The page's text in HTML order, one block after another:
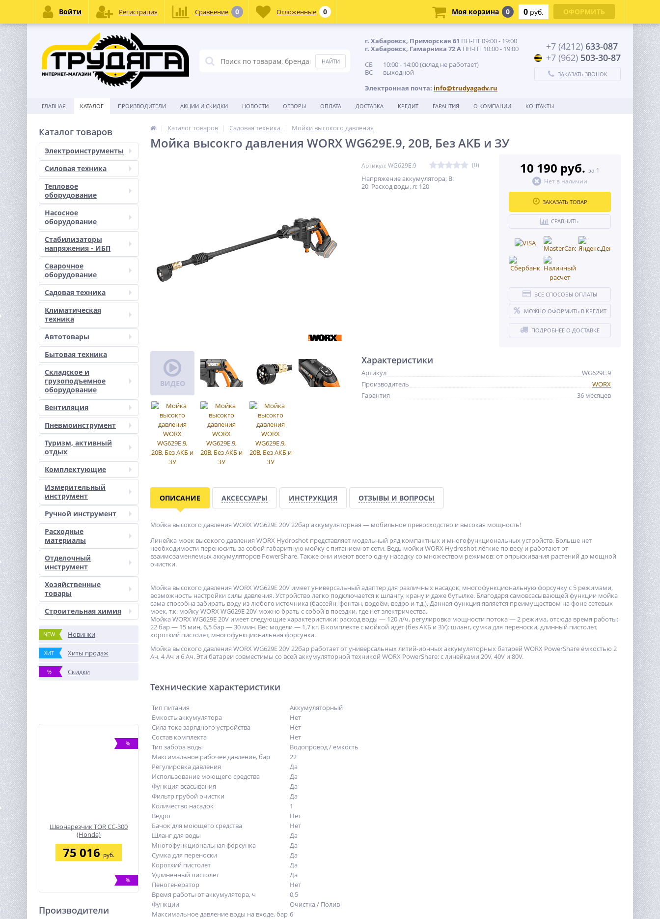
г. Хабаровск, Приморская 61 ПН-ПТ 09:00 - 19:00
г. Хабаровск, Гамарника 72 А ПН-ПТ 10:00 - 19:00
СБ 10:00 - 14:00 (склад не работает)
ВС выходной
Электронная почта: info@trudyagadv.ru
+7 (4212) 633-087
+7 (962) 503-30-87
ЗАКАЗАТЬ ЗВОНОК
ГЛАВНАЯ КАТАЛОГ ПРОИЗВОДИТЕЛИ АКЦИИ И СКИДКИ НОВОСТИ ОБЗОРЫ ОПЛАТА ДОСТАВКА КРЕДИТ ГАРАНТИЯ О КОМПАНИИ КОНТАКТЫ
Каталог товаров
Электроинструменты
Силовая техника
Тепловое
оборудование
Насосное
оборудование
Стабилизаторы
напряжения - ИБП
Сварочное
оборудование
Садовая техника
Климатическая
техника
Автотовары
Бытовая техника
Складское и
грузоподъемное
оборудование
Вентиляция
Пневмоинструмент
Туризм, активный
отдых
Комплектующие
Измерительный
инструмент
Ручной инструмент
Расходные
материалы
Отделочный
инструмент
Хозяйственные
товары
Строительная химия
NEW Новинки
ХИТ Хиты продаж
% Скидки
%
Швонарезчик TOR CC-300
(Honda)
75 016 руб.
%
Производители
Каталог товаров Садовая техника Мойки высокого давления
Мойка высокго давления WORX WG629E.9, 20В, Без АКБ и ЗУ
ВИДЕО
Артикул: WG629E.9 (0)
Напряжение аккумулятора, В:
20 Расход воды, л: 120
10 190 руб. за 1
Нет в наличии
ЗАКАЗАТЬ ТОВАР
СРАВНИТЬ
ВСЕ СПОСОБЫ ОПЛАТЫ
МОЖНО ОФОРМИТЬ В КРЕДИТ
ПОДРОБНЕЕ О ДОСТАВКЕ
Характеристики
Артикул
WG629E.9
Производитель
WORX
Гарантия
36 месяцев
ОПИСАНИЕ АКСЕССУАРЫ ИНСТРУКЦИЯ ОТЗЫВЫ И ВОПРОСЫ
Мойка высокого давления WORX WG629E 20V 22бар аккумуляторная — мобильное превосходство и высокая мощность!
Линейка моек высокого давления WORX Hydroshot представляет модельный ряд компактных и многофункциональных устройств. Больше нет
необходимости переносить за собой габаритную мойку с питанием от сети. Ведь мойки WORX Hydroshot лёгкие по весу и работают от
взаимозаменяемых аккумуляторов PowerShare. Также они имеют всего одну насадку со множеством режимов: от опрыскивания растений до мощной
очистки.
Мойка высокого давления WORX WG629E 20V имеет универсальный адаптер для различных насадок, многофункциональную форсунку с 5 режимами,
возможность настройки силы давления. Устройство легко подключается к шлангу, крану и даже бутылке. Благодаря самовсасывающей функции мойка
сама способна забирать воду из любого источника (бассейн, фонтан, водоём, ведро и т.д.). Данная функция является преимуществом на фоне сетевых
моек, т.к. мойку WORX WG629E 20V можно брать с собой в поездки, где нет электричества.
Мойка WORX WG629E 20V имеет следующие характеристики: расход воды — 120 л/ч, регулировка мощности потока — 2 режима, отсюда время работы:
22 бар — 15 мин, 6,5 бар — 30 мин. Вес модели — 1,7 кг. В комплекте с мойкой идёт (без АКБ и ЗУ): шланг, сумка для переноски, длинный пистолет,
короткий пистолет, многофункциональная форсунка.
Мойка высокого давления WORX WG629E 20V 22бар работает от универсальных литий-ионных аккумуляторных батарей WORX PowerShare ёмкостью 2
Ач, 4 Ач и 6 Ач. Эти батареи совместимы со всей аккумуляторной техникой WORX PowerShare: с линейками 20V, 40V и 80V.
Технические характеристики
Тип питания
Аккумуляторный
Емкость аккумулятора
Нет
Сила тока зарядного устройства
Нет
Состав комплекта
Нет
Тип забора воды
Водопровод / емкость
Максимальное рабочее давление, бар
22
Регулировка давления
Да
Использование моющего средства
Да
Функция всасывания
Да
Фильтр грубой очистки
Да
Количество насадок
1
Ведро
Нет
Бачок для моющего средства
Нет
Шланг для воды
Да
Многофункциональная форсунка
Да
Сумка для переноски
Да
Короткий пистолет
Да
Удлиненный пистолет
Да
Пеногенератор
Нет
Время работы от аккумулятора, ч
0,5
Функции
Очистка / Полив
Максимальное давление воды на входе, бар 6
Войти Регистрация Сравнение 0 Отложенные 0 Моя корзина 0 0 руб. ОФОРМИТЬ